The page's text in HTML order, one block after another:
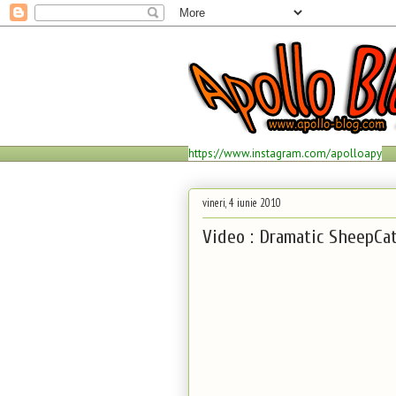
https://www.instagram.com/apolloapy
vineri, 4 iunie 2010
Video : Dramatic